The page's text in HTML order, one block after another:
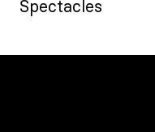
Spectacles